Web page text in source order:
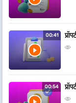
00:41
00:54